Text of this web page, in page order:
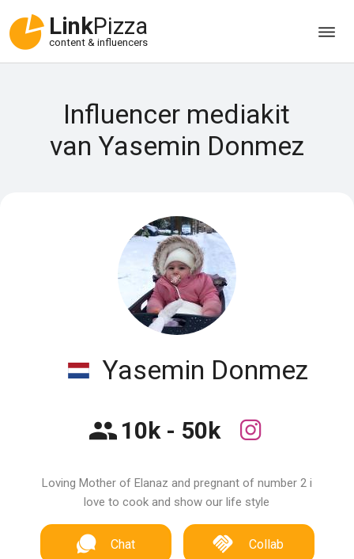
LinkPizza
content & influencers
Influencer mediakit
van Yasemin Donmez
Yasemin Donmez
10k - 50k
Loving Mother of Elanaz and pregnant of number 2 i
love to cook and show our life style
Chat Collab